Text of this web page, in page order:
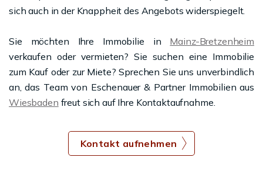
sich auch in der Knappheit des Angebots widerspiegelt.
Sie möchten Ihre Immobilie in Mainz-Bretzenheim
verkaufen oder vermieten? Sie suchen eine Immobilie
zum Kauf oder zur Miete? Sprechen Sie uns unverbindlich
an, das Team von Eschenauer & Partner Immobilien aus
Wiesbaden freut sich auf Ihre Kontaktaufnahme.
Kontakt aufnehmen